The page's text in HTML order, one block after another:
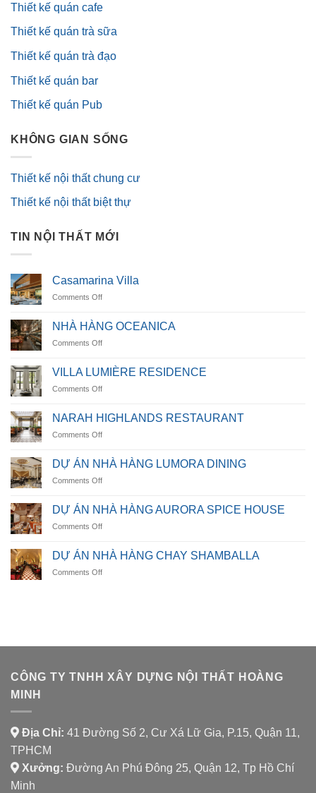
Thiết kế quán cafe
Thiết kế quán trà sữa
Thiết kế quán trà đạo
Thiết kế quán bar
Thiết kế quán Pub
KHÔNG GIAN SỐNG
Thiết kế nội thất chung cư
Thiết kế nội thất biệt thự
TIN NỘI THẤT MỚI
Casamarina Villa
Comments Offon
Villa
NHÀ HÀNG OCEANICA
Comments Offon
HÀNG
OCEANICA
VILLA LUMIÈRE RESIDENCE
Comments Offon
LUMIÈRE
RESIDENCE
NARAH HIGHLANDS RESTAURANT
Comments Offon
HIGHLANDS
RESTAURANT
DỰ ÁN NHÀ HÀNG LUMORA DINING
Comments Offon
ÁN
NHÀ
HÀNG
DINING
DỰ ÁN NHÀ HÀNG AURORA SPICE HOUSE
Comments Offon
ÁN
NHÀ
HÀNG
DỰ ÁN NHÀ HÀNG CHAY SHAMBALLA
Comments Offon
CÔNG TY TNHH XÂY DỰNG NỘI THẤT HOÀNG
MINH
Địa Chỉ: 41 Đường Số 2, Cư Xá Lữ Gia, P.15, Quận 11,
TPHCM
Xưởng: Đường An Phú Đông 25, Quận 12, Tp Hồ Chí
Minh